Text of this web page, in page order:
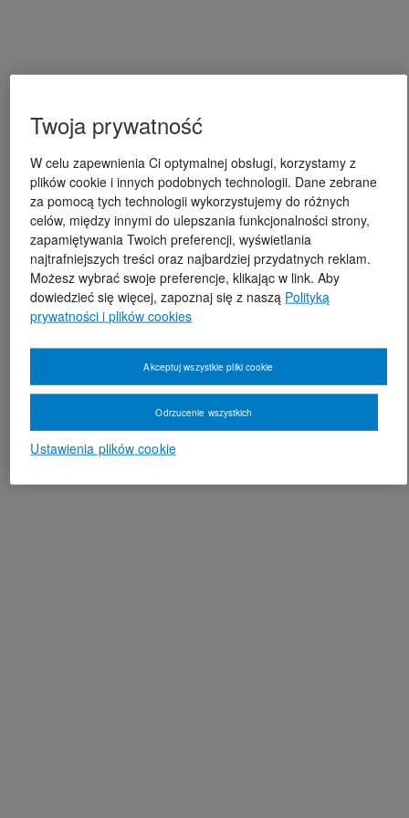
Twoja prywatność
W celu zapewnienia Ci optymalnej obsługi, korzystamy z
plików cookie i innych podobnych technologii. Dane zebrane
za pomocą tych technologii wykorzystujemy do różnych
celów, między innymi do ulepszania funkcjonalności strony,
zapamiętywania Twoich preferencji, wyświetlania
najtrafniejszych treści oraz najbardziej przydatnych reklam.
Możesz wybrać swoje preferencje, klikając w link. Aby
dowiedzieć się więcej, zapoznaj się z naszą Polityką
prywatności i plików cookies
Ustawienia plików cookie
Odrzucenie wszystkich
Akceptuj wszystkie pliki cookie